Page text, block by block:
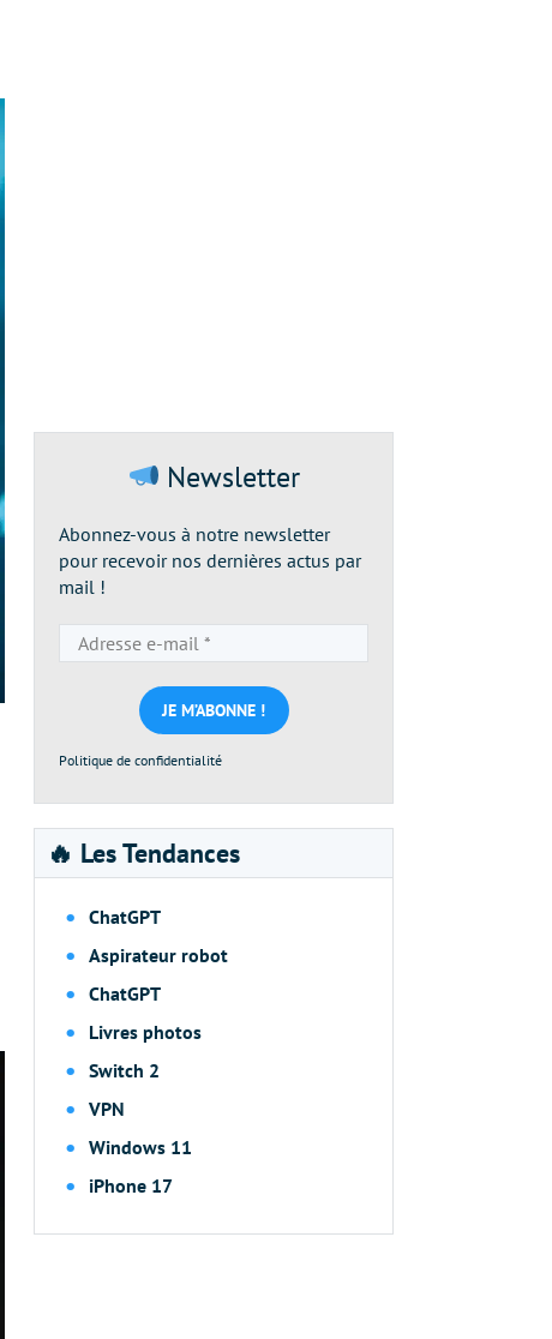
Newsletter
Abonnez-vous à notre newsletter
pour recevoir nos dernières actus par
mail !
e-
mail
*
Politique de confidentialité
🔥 Les Tendances
ChatGPT
Aspirateur robot
ChatGPT
Livres photos
Switch 2
VPN
Windows 11
iPhone 17